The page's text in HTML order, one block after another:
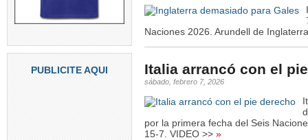
PUBLICITE AQUI
Naciones 2026. Arundell de
Italia arrancó con el
sábado, febrero 7, 2026
por la primera fecha del Seis
15-7. VIDEO >> »